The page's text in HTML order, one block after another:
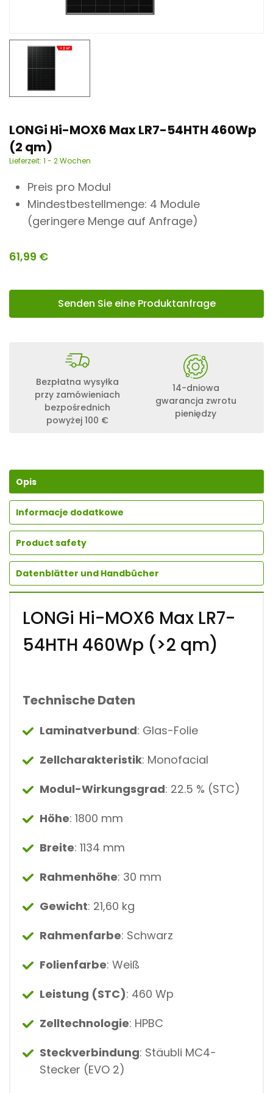
LONGi Hi-MOX6 Max LR7-54HTH 460Wp
(2 qm)
Lieferzeit: 1 - 2 Wochen
Preis pro Modul
Mindestbestellmenge: 4 Module
(geringere Menge auf Anfrage)
61,99 €
Senden Sie eine Produktanfrage
Bezpłatna wysyłka
przy zamówieniach
bezpośrednich
powyżej 100 €
14-dniowa
gwarancja zwrotu
pieniędzy
Opis
Informacje dodatkowe
Product safety
Datenblätter und Handbücher
LONGi Hi-MOX6 Max LR7-
54HTH 460Wp (>2 qm)
Technische Daten
Laminatverbund: Glas-Folie
Zellcharakteristik: Monofacial
Modul-Wirkungsgrad: 22.5 % (STC)
Höhe: 1800 mm
Breite: 1134 mm
Rahmenhöhe: 30 mm
Gewicht: 21,60 kg
Rahmenfarbe: Schwarz
Folienfarbe: Weiß
Leistung (STC): 460 Wp
Zelltechnologie: HPBC
Steckverbindung: Stäubli MC4-
Stecker (EVO 2)